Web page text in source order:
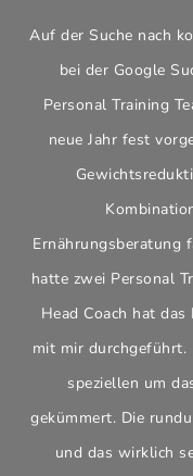
Auf der Suche nach
bei der Google
Personal Training
neue Jahr fest
Ernährungsberatung
hatte zwei Personal
Head Coach hat
mit mir durchgeführt.
speziellen um
gekümmert. Die
und das wirklich